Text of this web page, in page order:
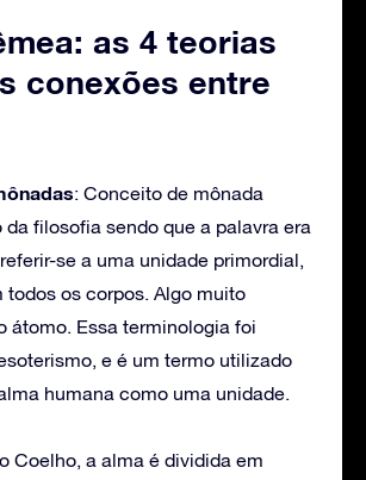
as 4 teorias
conexões entre
: Conceito de mônada
da filosofia sendo que a palavra era
se a uma unidade primordial,
todos os corpos. Algo muito
átomo. Essa terminologia foi
e é um termo utilizado
humana como uma unidade.
Coelho, a alma é dividida em